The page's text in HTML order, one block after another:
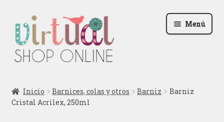
la
navegación
al
contenido
Menú
Podcast
Inicio Barnices, colas y otros Barniz
Barniz
Cristal Acrilex, 250ml